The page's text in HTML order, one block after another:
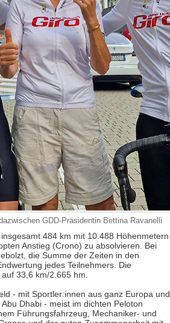
GDD-Präsidentin Bettina Ravanelli
484 km mit 10.488 Höhenmetern
Anstieg (Crono) zu absolvieren. Bei
die Summe der Zeiten in den
jedes Teilnehmers. Die
33,6 km/2.665 hm.
- mit Sportler:innen aus ganz Europa und
Dhabi - meist im dichten Peloton
Führungsfahrzeug, Mechaniker- und